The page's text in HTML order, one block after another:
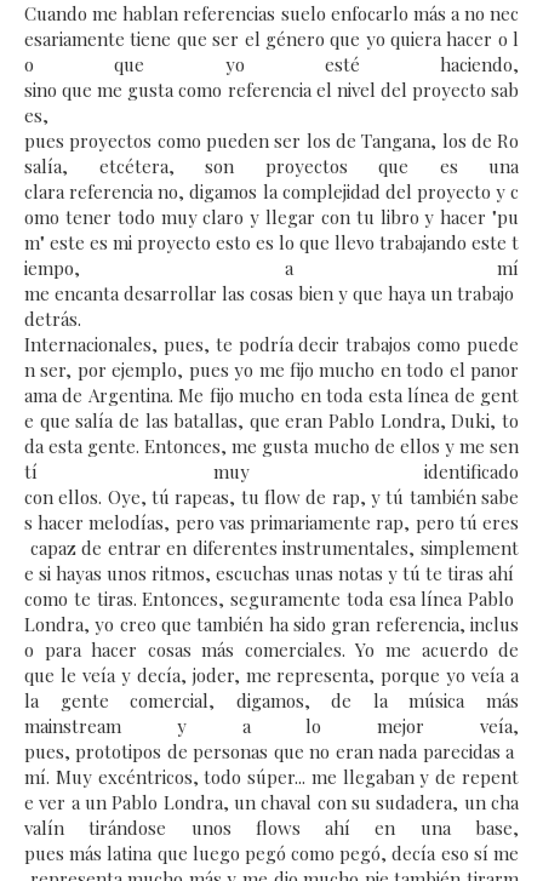
Cuandomehablanreferencias suelo enfocarlo más anonec
esariamentetiene queser el géneroque yo quierahacer ol
oque yo esté haciendo,
sino queme gustacomo referenciael nivel del proyectosab
es,
pues proyectos como puedenser los de Tangana, los de Ro
salía, etcétera, son proyectos que es una
clara referenciano, digamos lacomplejidad del proyecto yc
omo tener todo muyclaroyllegar con tu libroyhacer "pu
m" este es mi proyecto esto es lo que llevo trabajando este t
iempo, a mí
me encantadesarrollar las cosas bien y que hayaun trabajo
detrás.
Internacionales, pues, te podríadecirtrabajoscomopuede
nser, porejemplo, puesyo me fijomucho entodo elpanor
amade Argentina.Me fijomucho entoda estalínea de gent
e quesalía de lasbatallas, queeranPablo Londra,Duki,to
daesta gente.Entonces,me gusta mucho de ellos y mesen
tí muy identificado
con ellos. Oye,túrapeas, tuflowde rap,ytú tambiénsabe
shacermelodías, pero vasprimariamenterap, pero túeres
capazde entraren diferentesinstrumentales,simplement
e si hayas unos ritmos, escuchas unas notas y tú te tiras ahí
como te tiras.Entonces, seguramente toda esalínea Pablo
Londra,yo creoquetambién hasido gran referencia,inclus
o parahacer cosasmás comerciales.Yo me acuerdo de
que le veía y decía, joder, merepresenta, porqueyoveía a
la
gentecomercial, digamos,de lamúsicamás
mainstream y alomejorveía,
pues, prototipos depersonas queno erannada parecidasa
mí. Muy excéntricos, todo súper... me llegaban y de repent
e ver a un Pablo Londra, un chaval con su sudadera, un cha
valín tirándose unos flows ahí en una base,
pues más latina que luego pegó como pegó, decía eso sí me